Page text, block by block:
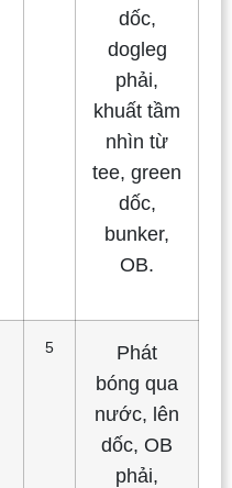
dốc,
dogleg
phải,
khuất tầm
nhìn từ
tee, green
dốc,
bunker,
OB.
5
Phát
bóng qua
nước, lên
dốc, OB
phải,